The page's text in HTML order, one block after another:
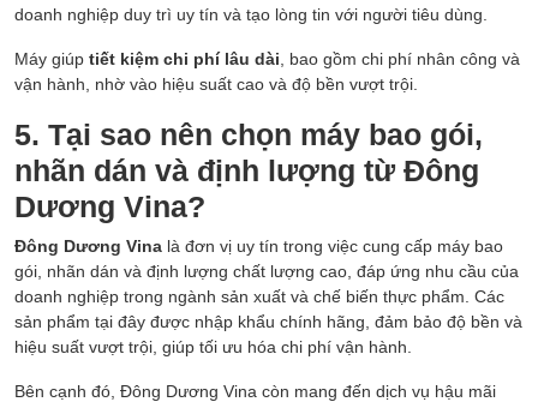
doanh nghiệp duy trì uy tín và tạo lòng tin với người tiêu dùng.
Máy giúp tiết kiệm chi phí lâu dài , bao gồm chi phí nhân công và
vận hành, nhờ vào hiệu suất cao và độ bền vượt trội.
5. Tại sao nên chọn máy bao gói,
nhãn dán và định lượng từ Đông
Dương Vina?
Đông Dương Vina là đơn vị uy tín trong việc cung cấp máy bao
gói, nhãn dán và định lượng chất lượng cao, đáp ứng nhu cầu của
doanh nghiệp trong ngành sản xuất và chế biến thực phẩm. Các
sản phẩm tại đây được nhập khẩu chính hãng, đảm bảo độ bền và
hiệu suất vượt trội, giúp tối ưu hóa chi phí vận hành.
Bên cạnh đó, Đông Dương Vina còn mang đến dịch vụ hậu mãi